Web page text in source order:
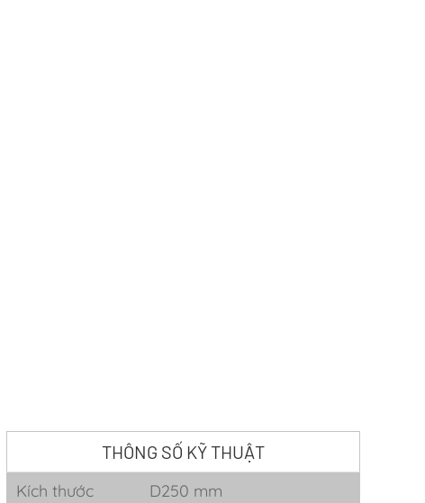
THÔNG SỐ KỸ THUẬT
Kích thước
D250 mm